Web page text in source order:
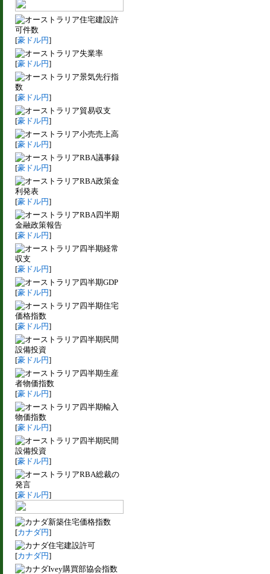
住宅建設許
可件数
[豪ドル円]
失業率
[豪ドル円]
景気先行指
数
[豪ドル円]
貿易収支
[豪ドル円]
小売売上高
[豪ドル円]
RBA議事録
[豪ドル円]
RBA政策金
利発表
[豪ドル円]
RBA四半期
金融政策報告
[豪ドル円]
四半期経常
収支
[豪ドル円]
四半期GDP
[豪ドル円]
四半期住宅
価格指数
[豪ドル円]
四半期民間
設備投資
[豪ドル円]
四半期生産
者物価指数
[豪ドル円]
四半期輸入
物価指数
[豪ドル円]
四半期民間
設備投資
[豪ドル円]
RBA総裁の
発言
[豪ドル円]
新築住宅価格指数
[カナダ円]
住宅建設許可
[カナダ円]
Ivey購買部協会指数